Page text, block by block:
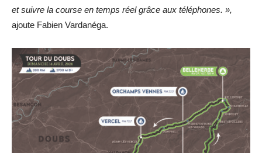
et suivre la course en temps réel grâce aux téléphones. »,
ajoute Fabien Vardanéga.